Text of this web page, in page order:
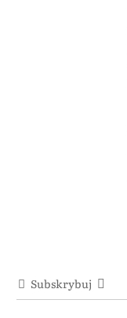
Subskrybuj